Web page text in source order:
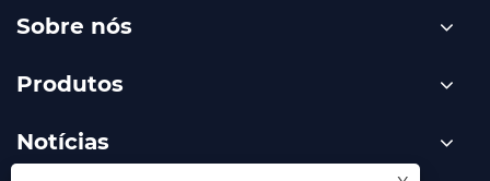
Sobre nós
Produtos
Notícias